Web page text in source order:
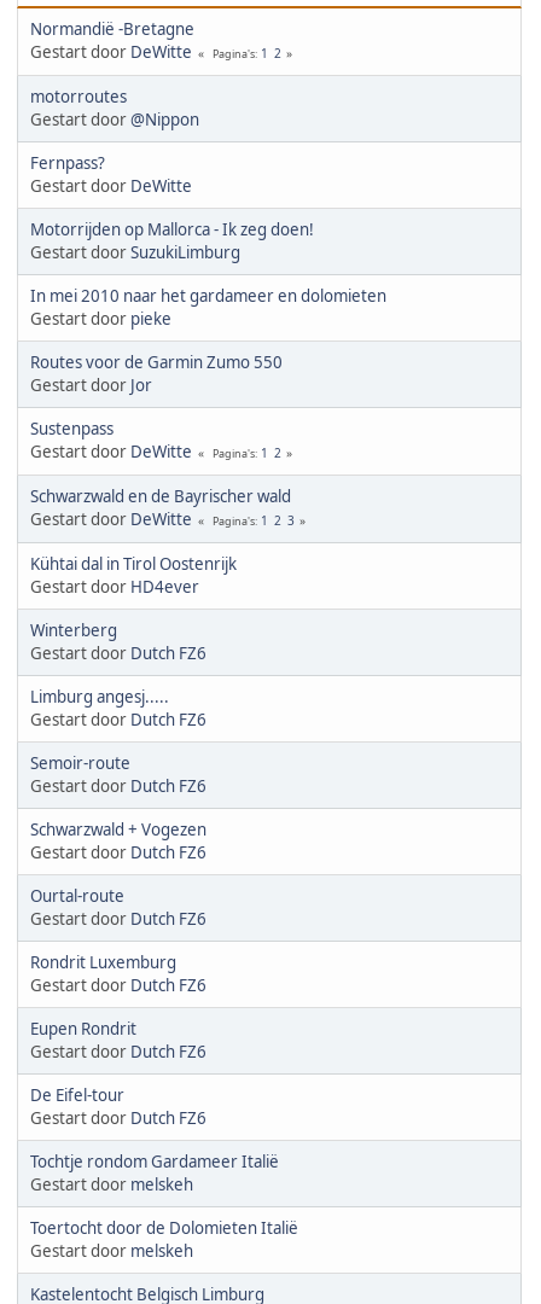
Normandië -Bretagne
Gestart door DeWitte Pagina's 1 2
motorroutes
Gestart door@Nippon
Fernpass?
Gestart door DeWitte
Motorrijden op Mallorca - Ik zeg doen!
Gestart doorSuzukiLimburg
In mei 2010 naar het gardameer en dolomieten
Gestart door pieke
Routes voor de Garmin Zumo 550
Gestart door Jor
Sustenpass
Gestart door DeWitte Pagina's 1 2
Schwarzwald en de Bayrischer wald
Gestart door DeWitte Pagina's 1 2 3
Kühtai dal in Tirol Oostenrijk
Gestart door HD4ever
Winterberg
Gestart door Dutch FZ6
Limburg angesj.....
Gestart door Dutch FZ6
Semoir-route
Gestart door Dutch FZ6
Schwarzwald + Vogezen
Gestart door Dutch FZ6
Ourtal-route
Gestart door Dutch FZ6
Rondrit Luxemburg
Gestart door Dutch FZ6
Eupen Rondrit
Gestart door Dutch FZ6
De Eifel-tour
Gestart door Dutch FZ6
Tochtje rondom Gardameer Italië
Gestart door melskeh
Toertocht door de Dolomieten Italië
Gestart door melskeh
Kastelentocht Belgisch Limburg